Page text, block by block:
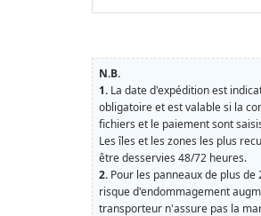
N.B.
1. La date d'expédition est
obligatoire et est valable si la
fichiers et le paiement sont
Les îles et les zones les plus
être desservies 48/72 heures.
2. Pour les panneaux de plus de
risque d'endommagement
transporteur n'assure pas la